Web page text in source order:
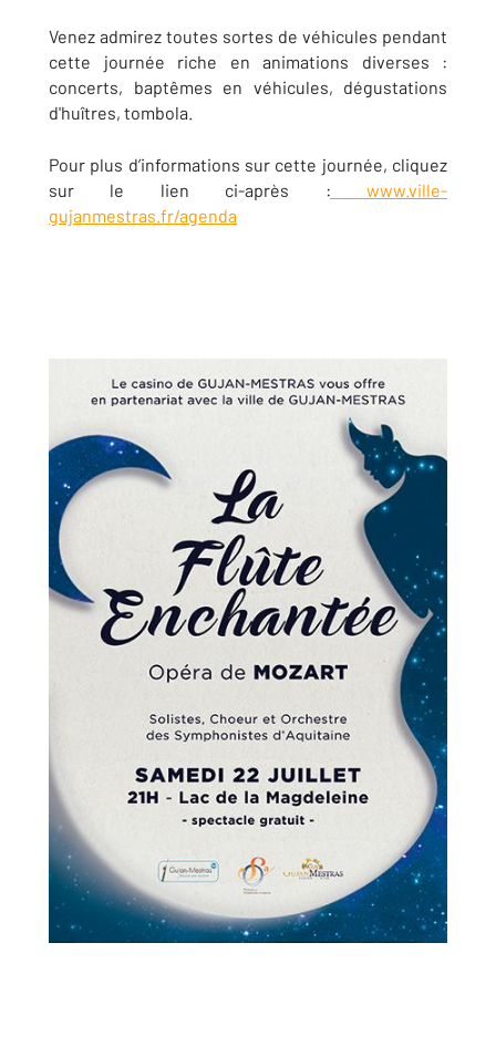
Venez admirez toutes sortes de véhicules pendant
cette journée riche en animations diverses :
concerts, baptêmes en véhicules, dégustations
d'huîtres, tombola.
Pour plus d’informations sur cette journée, cliquez
sur le lien ci-après :
www.ville-
gujanmestras.fr/agenda